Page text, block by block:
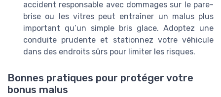
accident responsable avec dommages sur le pare-
brise ou les vitres peut entraîner un malus plus
important qu’un simple bris glace. Adoptez une
conduite prudente et stationnez votre véhicule
dans des endroits sûrs pour limiter les risques.
Bonnes pratiques pour protéger votre
bonus malus